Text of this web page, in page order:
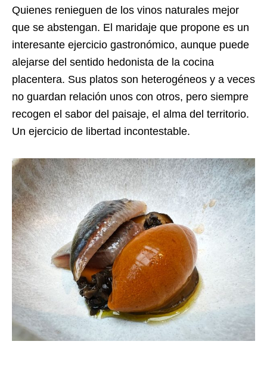
Quienes renieguen de los vinos naturales mejor
que se abstengan. El maridaje que propone es un
interesante ejercicio gastronómico, aunque puede
alejarse del sentido hedonista de la cocina
placentera. Sus platos son heterogéneos y a veces
no guardan relación unos con otros, pero siempre
recogen el sabor del paisaje, el alma del territorio.
Un ejercicio de libertad incontestable.